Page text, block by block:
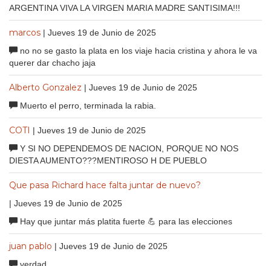
ARGENTINA VIVA LA VIRGEN MARIA MADRE SANTISIMA!!!
marcos | Jueves 19 de Junio de 2025
no no se gasto la plata en los viaje hacia cristina y ahora le va
querer dar chacho jaja
Alberto Gonzalez | Jueves 19 de Junio de 2025
Muerto el perro, terminada la rabia.
COTI | Jueves 19 de Junio de 2025
Y SI NO DEPENDEMOS DE NACION, PORQUE NO NOS
DIESTA AUMENTO???MENTIROSO H DE PUEBLO
Que pasa Richard hace falta juntar de nuevo?
| Jueves 19 de Junio de 2025
Hay que juntar más platita fuerte 💪 para las elecciones
juan pablo | Jueves 19 de Junio de 2025